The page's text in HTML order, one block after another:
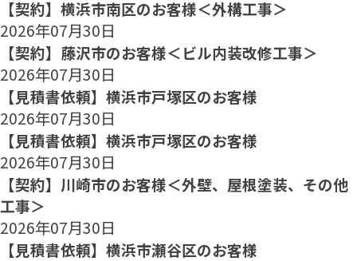
【契約】横浜市南区のお客様＜外構工事＞
2026年07月30日
【契約】藤沢市のお客様＜ビル内装改修工事＞
2026年07月30日
【見積書依頼】横浜市戸塚区のお客様
2026年07月30日
【見積書依頼】横浜市戸塚区のお客様
2026年07月30日
【契約】川崎市のお客様＜外壁、屋根塗装、その他
工事＞
2026年07月30日
【見積書依頼】横浜市瀬谷区のお客様